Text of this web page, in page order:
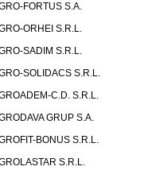
FORTUS S.A.
ORHEI S.R.L.
SADIM S.R.L.
SOLIDACS S.R.L.
C.D. S.R.L.
GRUP S.A.
BONUS S.R.L.
S.R.L.